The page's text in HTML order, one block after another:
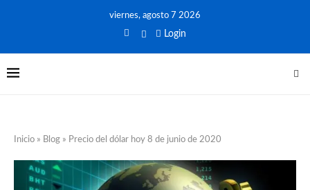
viernes, agosto 7 2026
Login
Inicio » Blog » Precio del dólar hoy 8 de junio de 2020